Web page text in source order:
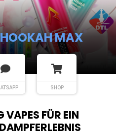
MAX
SHOP
VAPES FÜR EIN